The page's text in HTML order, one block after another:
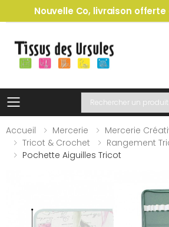
Nouvelle Co, livraison
Toggle mobile menu
Recherche
Accueil
Mercerie
Mercerie
Tricot & Crochet
Rangement
Pochette Aiguilles Tricot